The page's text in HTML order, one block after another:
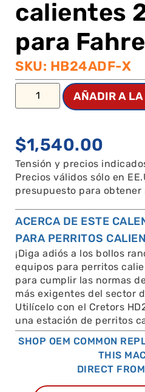
calientes
para
SKU: HB24ADF-X
AÑADIR A LA
$1,540.00
Tensión y precios
Precios válidos sólo en
presupuesto para obtener
ACERCA DE ESTE
PARA PERRITOS
¡Diga adiós a los bollos
equipos para perritos
para cumplir las normas
más exigentes del sector
Utilícelo con el Cretors
una estación de perritos
SHOP OEM COMMON
THIS
DIRECT